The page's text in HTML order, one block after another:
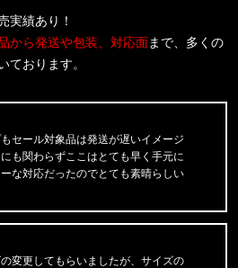
rvbs05
注文ありがとうございます。
バンクライン
注文ありがとうございます。
バンクライン
CB5HJ501 /
注文ありがとうございます。
バンクライン
3PK TRUNK 3
実績あり！
から発送や包装、対応面まで、多くの
ております。
セール対象品は発送が遅いイメージ
も関わらずここはとても早く手元に
な対応だったのでとても素晴らしい
変更してもらいましたが、サイズの